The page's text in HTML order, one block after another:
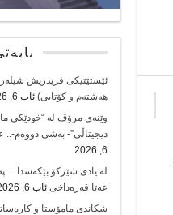
ئێستێتیکی فریدریش
هەشتەم و کۆتایی) ئاب 6, 2026
وێنەی مرۆڤ لە “خودێکی
دیجیتاڵی”- بەشی دووەم-..
6, 2026
لە یادی شێرکۆ بێکەسدا…
عەتا قەرەداخی ئاب 6, 2026
شکاندی مامۆستا و